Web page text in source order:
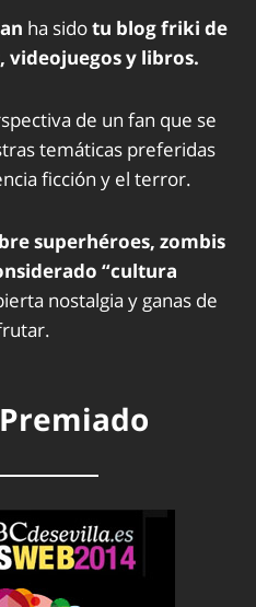
ha sidotu blog friki de
videojuegos y libros.
de un fan que se
temáticas preferidas
ficción y el terror.
superhéroes, zombis
“cultura
nostalgia y ganas de